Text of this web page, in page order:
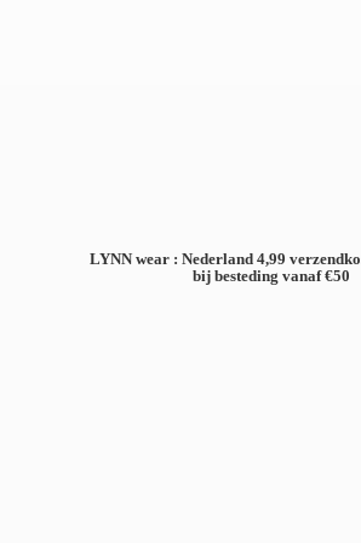
LYNN wear : Nederland 4,99
bij besteding vanaf €50